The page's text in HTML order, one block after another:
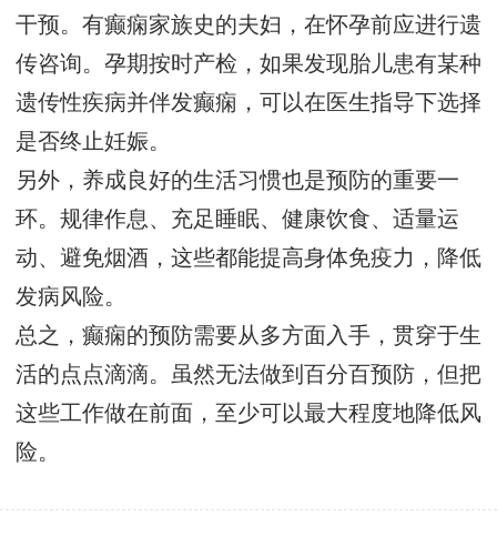
干预。有癫痫家族史的夫妇，在怀孕前应进行遗
传咨询。孕期按时产检，如果发现胎儿患有某种
遗传性疾病并伴发癫痫，可以在医生指导下选择
是否终止妊娠。
另外，养成良好的生活习惯也是预防的重要一
环。规律作息、充足睡眠、健康饮食、适量运
动、避免烟酒，这些都能提高身体免疫力，降低
发病风险。
总之，癫痫的预防需要从多方面入手，贯穿于生
活的点点滴滴。虽然无法做到百分百预防，但把
这些工作做在前面，至少可以最大程度地降低风
险。